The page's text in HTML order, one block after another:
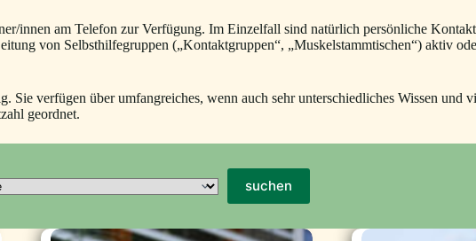
innen am Telefon zur Verfügung. Im Einzelfall sind natürlich persönliche
von Selbsthilfegruppen („Kontaktgruppen“, „Muskelstammtischen“) aktiv
Sie verfügen über umfangreiches, wenn auch sehr unterschiedliches Wissen
geordnet.